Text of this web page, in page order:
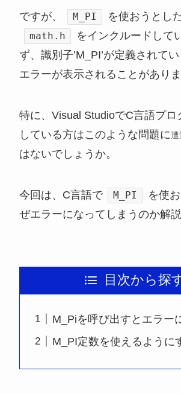
ですが、 M_PI を使おうとし
math.h
をインクルードして
ず、識別子’M_PI’が定義されて
エラーが表示されることがありま
特に、Visual StudioでC言語プロ
している方はこのような問題に遭
はないでしょうか。
今回は、C言語で M_PI
を使
ぜエラーになってしまうのか解説
目次から探
M_Piを呼び出すとエラー
M_PI定数を使えるように